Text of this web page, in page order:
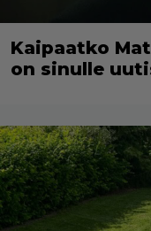
Kaipaatko
on sinulle